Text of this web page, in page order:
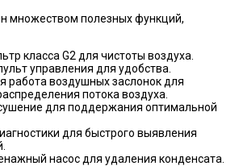
множеством полезных функций,
класса G2 для чистоты воздуха.
управления для удобства.
работа воздушных заслонок для
потока воздуха.
для поддержания оптимальной
для быстрого выявления
насос для удаления конденсата.